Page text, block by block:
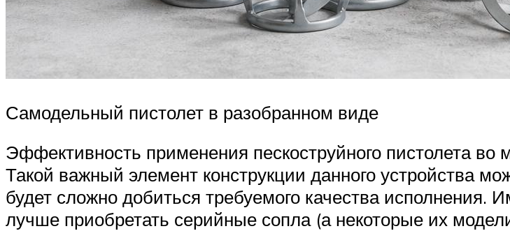
Самодельный пистолет в разобранном виде
Эффективность применения пескоструйного пистолета во
Такой важный элемент конструкции данного устройства
будет сложно добиться требуемого качества исполнения.
лучше приобретать серийные сопла (а некоторые их